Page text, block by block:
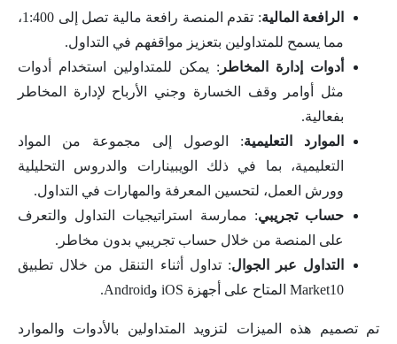
الرافعة المالية
: تقدم المنصة رافعة مالية تصل إلى 1:400،
مما يسمح للمتداولين بتعزيز مواقفهم في التداول.
أدوات إدارة المخاطر : يمكن للمتداولين استخدام أدوات
مثل أوامر وقف الخسارة وجني الأرباح لإدارة المخاطر
بفعالية.
الموارد التعليمية: الوصول إلى مجموعة من المواد
التعليمية، بما في ذلك الويبينارات والدروس التحليلية
وورش العمل، لتحسين المعرفة والمهارات في التداول.
حساب تجريبي: ممارسة استراتيجيات التداول والتعرف
على المنصة من خلال حساب تجريبي بدون مخاطر.
التداول عبر الجوال: تداول أثناء التنقل من خلال تطبيق
Market10 المتاح على أجهزة iOS وAndroid.
تم تصميم هذه الميزات لتزويد المتداولين بالأدوات والموارد